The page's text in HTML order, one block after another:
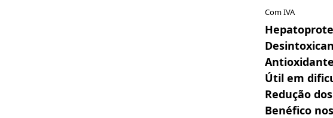
Com IVA
Antioxidante
Útil em
Redução
Benéfico